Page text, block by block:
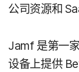
公司​资源​和
Jamf 是​第一​
设备​上​提供